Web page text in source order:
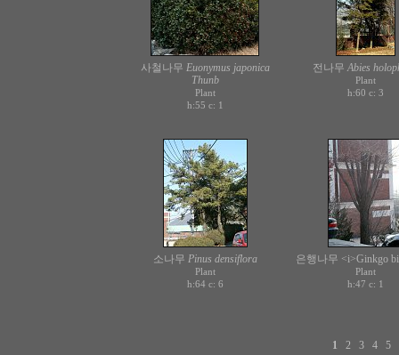
사철나무 Euonymus japonica
Thunb
Plant
h:55 c: 1
전나무 Abies
Plant
h:60 c: 3
소나무 Pinus densiflora
Plant
h:64 c: 6
은행나무 <i>Ginkgo
Plant
h:47 c: 1
1 2 3 4 5